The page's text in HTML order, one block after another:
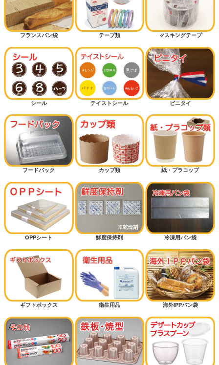
フランスパン袋 テープ類 マスキングテープ
シール テイストシール ビニタイ
フードパック カップ類 紙・プラコップ
OPPシート 鮮度保持剤 冷凍用パン袋
ギフトボックス 衛生用品 海外IPPパン袋